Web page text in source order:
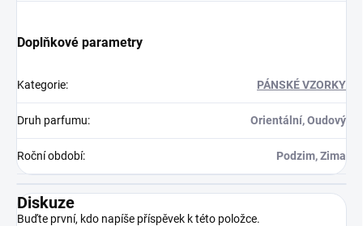
Doplňkové parametry
Kategorie: PÁNSKÉ VZORKY
Druh parfumu: Orientální, Oudový
Roční období: Podzim, Zima
Diskuze
Buďte první, kdo napíše příspěvek k této položce.